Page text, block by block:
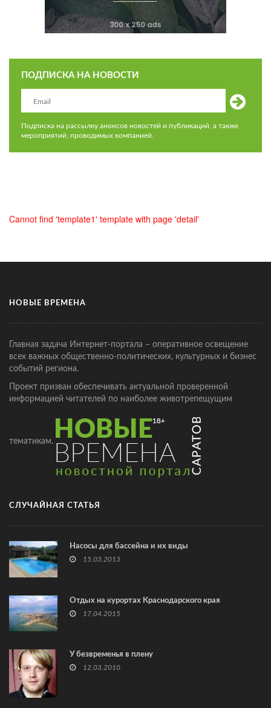
ПОДПИСКА НА НОВОСТИ
Подписка на рассылку анонсов новостей и публикаций, а также
мероприятий, проводимых компанией.
Cannot find 'template1' template with page 'detail'
НОВЫЕ ВРЕМЕНА
Главная задача Интернет-портала – оперативное освещение
всех важных общественно-политических, культурных и бизнес
событий региона.
Проект призван обеспечивать актуальной проверенной
информацией читателей по наиболее животрепещущим
тематикам.
СЛУЧАЙНАЯ СТАТЬЯ
Насосы для бассейна и их виды
15.03.2013
Отдых на курортах Краснодарского края
17.04.2015
У безвременья в плену
12.03.2010